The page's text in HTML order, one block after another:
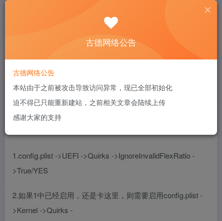
@ LocHB 71B4903C-14EC-
先确认一下四叶草Clover引导的核心文件cloverx64.efi和
boot.efi是最新版的，并且确认一下whatevergreen.kext是不
是最新版的。
1.config.plist ->UEFI ->Quirks ->IgnoreInvalidFlexRatio -
>True/YES
2.如果1中已经启用，还是卡这里，则需要启用config.plist -
>Kernel ->Quirks -
古德网络公告
古德网络公告
本站由于之前被攻击导致访问异常，现已全部初始化
迫不得已只能重新建站，之前相关文章会陆续上传
感谢大家的支持